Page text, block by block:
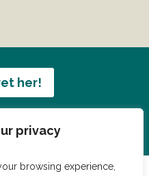
privacy
browsing experience,
her!
du vil dele?